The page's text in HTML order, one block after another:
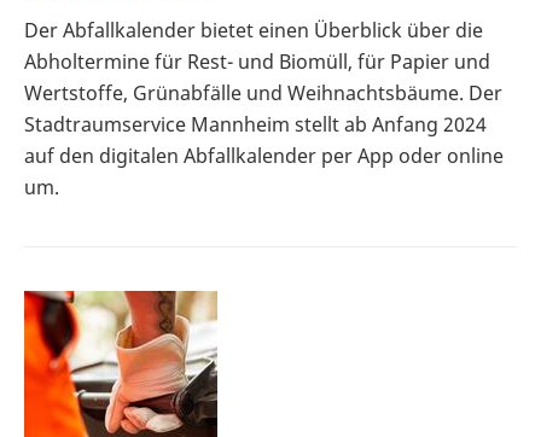
Der Abfallkalender bietet einen Überblick über die
Abholtermine für Rest- und Biomüll, für Papier und
Wertstoffe, Grünabfälle und Weihnachtsbäume. Der
Stadtraumservice Mannheim stellt ab Anfang 2024
auf den digitalen Abfallkalender per App oder online
um.